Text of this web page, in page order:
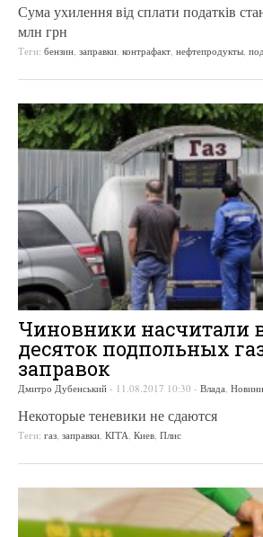
Сума ухилення від сплати податків
млн грн
Теги: бензин заправки контрафакт нефтепродукты
Чиновники насчитали
десяток подпольных
заправок
Дмитро Дубенський - 11.08.2017 10:30 - Влада, Новини
Некоторые теневики не сдаются
Теги: газ, заправки, КГГА, Киев, Плис